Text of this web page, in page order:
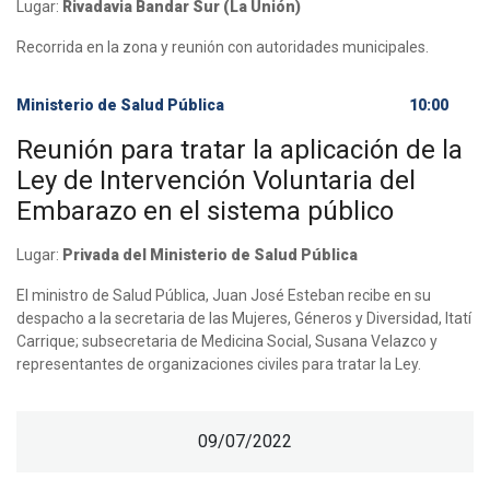
Lugar: Rivadavia Bandar Sur (La Unión)
Recorrida en la zona y reunión con autoridades municipales.
Ministerio de Salud Pública 10:00
Reunión para tratar la aplicación de la
Ley de Intervención Voluntaria del
Embarazo en el sistema público
Lugar: Privada del Ministerio de Salud Pública
El ministro de Salud Pública, Juan José Esteban recibe en su
despacho a la secretaria de las Mujeres, Géneros y Diversidad, Itatí
Carrique; subsecretaria de Medicina Social, Susana Velazco y
representantes de organizaciones civiles para tratar la Ley.
09/07/2022